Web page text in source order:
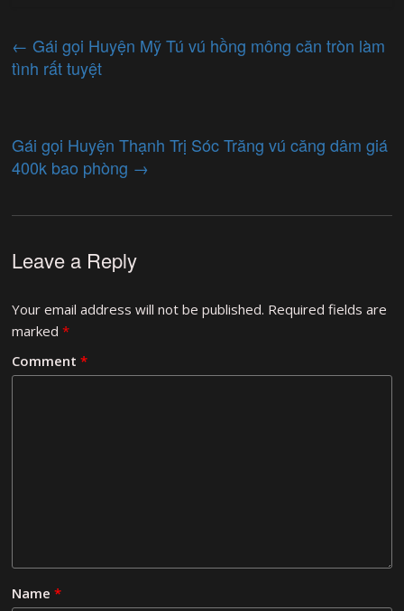
← Gái gọi Huyện Mỹ Tú vú hồng mông căn tròn làm
tình rất tuyệt
Gái gọi Huyện Thạnh Trị Sóc Trăng vú căng dâm giá
400k bao phòng →
Leave a Reply
Your email address will not be published. Required fields are
marked*
Comment*
Name*